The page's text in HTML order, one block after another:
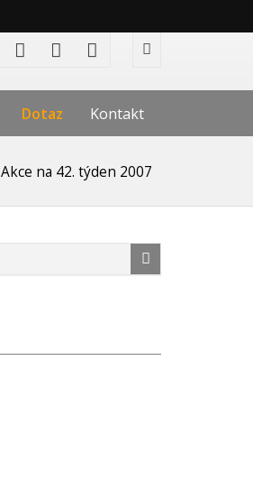
Dotaz Kontakt
Akce na 42. týden 2007